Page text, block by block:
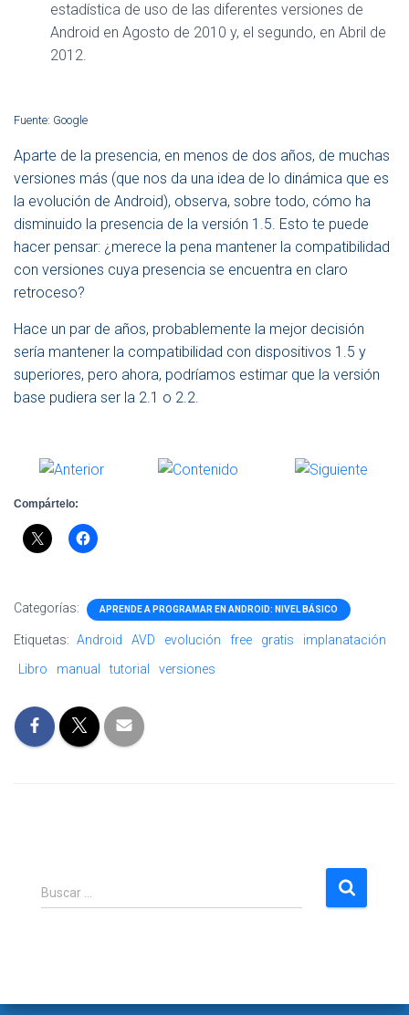
estadística de uso de las diferentes versiones de
Android en Agosto de 2010 y, el segundo, en Abril de
2012.
Fuente: Google
Aparte de la presencia, en menos de dos años, de muchas
versiones más (que nos da una idea de lo dinámica que es
la evolución de Android), observa, sobre todo, cómo ha
disminuido la presencia de la versión 1.5. Esto te puede
hacer pensar: ¿merece la pena mantener la compatibilidad
con versiones cuya presencia se encuentra en claro
retroceso?
Hace un par de años, probablemente la mejor decisión
sería mantener la compatibilidad con dispositivos 1.5 y
superiores, pero ahora, podríamos estimar que la versión
base pudiera ser la 2.1 o 2.2.
Compártelo:
Categorías: APRENDE A PROGRAMAR EN ANDROID: NIVEL BÁSICO
Etiquetas: Android AVD evolución free gratis
implanatación
Libro
manual tutorial versiones
B
u
:
Buscar …